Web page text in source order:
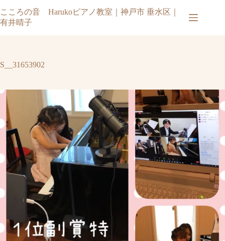
ン
テ
ス
ッ
プ
こころの音 Harukoピアノ教室｜神戸市 垂水区｜
有井晴子
S__31653902